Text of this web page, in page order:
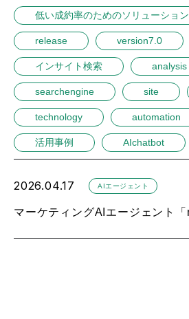
低い成約率のためのソリューション
release version7.0
インサイト検索 analysis
searchengine site
technology automation
活用事例 AIchatbot
2026.04.17 AIエージェント